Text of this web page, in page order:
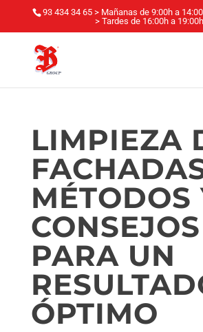
93 434 34 65 > Mañanas de 9:00h a 14:00
> Tardes de 16:00h a 19:00h
LIMPIEZA
MÉTODOS
CONSEJOS
PARA UN
ÓPTIMO